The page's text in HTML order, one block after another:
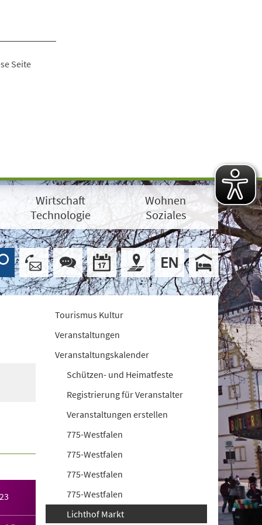
Seite
Wirtschaft
Technologie
Wohnen
Soziales
Tourismus Kultur
Veranstaltungen
Veranstaltungskalender
Schützen- und Heimatfeste
Registrierung für Veranstalter
Veranstaltungen erstellen
775-Westfalen
775-Westfalen
775-Westfalen
775-Westfalen
Lichthof Markt